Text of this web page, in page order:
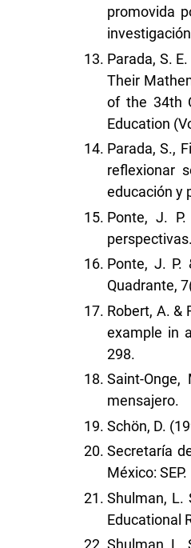
promovida
Parada, S.
Their
of the 34th
Education
Parada, S.,
reflexionar
educación y
Ponte, J.
Ponte, J. P.
Quadrante,
Robert, A. &
example in
298.
Saint-
mensajero.
Schön, D.
Secretaría
México: SEP.
Shulman, L.
Educational
Shulman, L.